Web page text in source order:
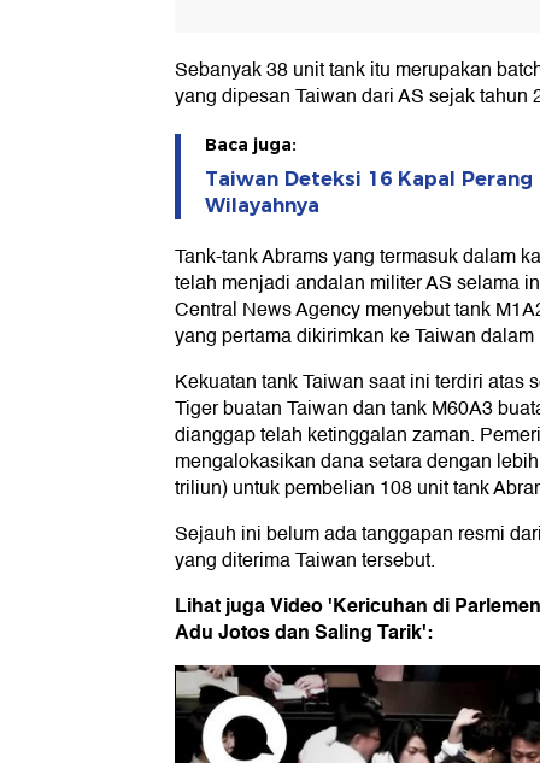
Sebanyak 38 unit tank itu merupakan
yang dipesan Taiwan dari AS sejak tahun
Baca juga:
Taiwan Deteksi 16 Kapal
Wilayahnya
Tank-tank Abrams yang termasuk dalam
telah menjadi andalan militer AS selama
Central News Agency menyebut tank
yang pertama dikirimkan ke Taiwan
Kekuatan tank Taiwan saat ini terdiri atas
Tiger buatan Taiwan dan tank M60A3
dianggap telah ketinggalan zaman.
mengalokasikan dana setara dengan
triliun) untuk pembelian 108 unit tank
Sejauh ini belum ada tanggapan resmi
yang diterima Taiwan tersebut.
Lihat juga Video 'Kericuhan di
Adu Jotos dan Saling Tarik':